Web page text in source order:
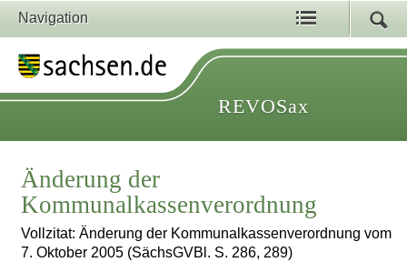
Navigation
REVOSax
Änderung der
Kommunalkassenverordnung
Vollzitat: Änderung der Kommunalkassenverordnung vom
7. Oktober 2005 (SächsGVBl. S. 286, 289)